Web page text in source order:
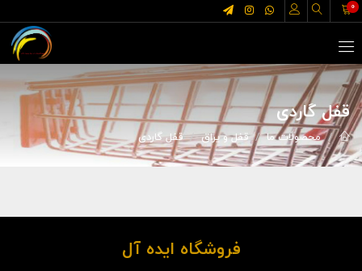
0
قفل گاردی
محصولات ما قفل و یراق قفل گاردی
فروشگاه ایده آل